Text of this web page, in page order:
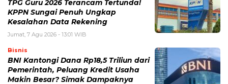
TPG Guru 2026 Terancam Tertunda!
KPPN Sungai Penuh Ungkap
Kesalahan Data Rekening
Jumat, 7 Agu 2026 - 13:01 WIB
Bisnis
BNI Kantongi Dana Rp18,5 Triliun dari
Pemerintah, Peluang Kredit Usaha
Makin Besar? Simak Dampaknya